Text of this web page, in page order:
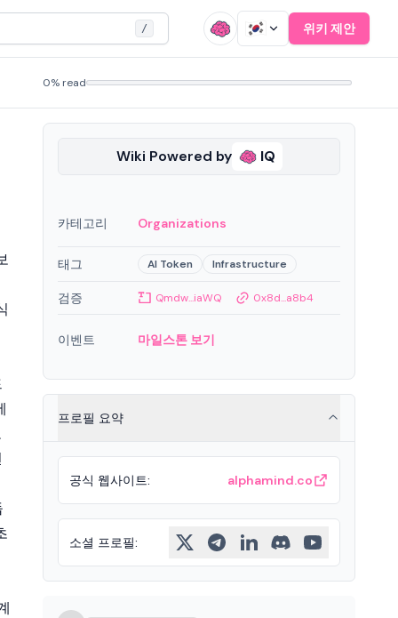
/ 위키 제안
0% read
Wiki Powered by IQ
카테고리 Organizations
태그 AI Token Infrastructure
검증 Qmdw...iaWQ 0x8d...a8b4
이벤트 마일스톤 보기
프로필 요약
공식 웹사이트: alphamind.co
소셜 프로필: